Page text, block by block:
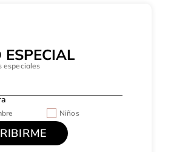
ESPECIAL
especiales
Niños